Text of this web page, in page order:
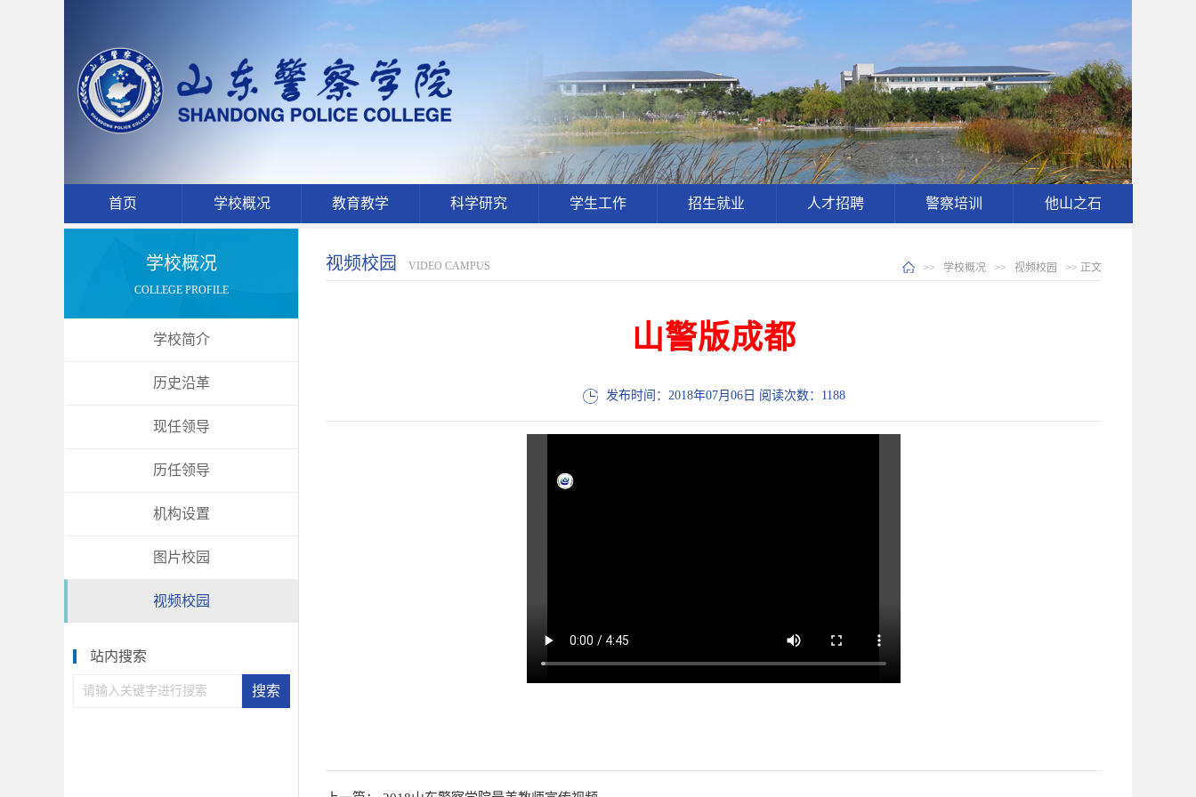
首页 学校概况 教育教学 科学研究 学生工作 招生就业 人才招聘 警察培训 他山之石
学校概况
COLLEGE PROFILE
学校简介
历史沿革
现任领导
历任领导
机构设置
图片校园
视频校园
站内搜索
视频校园 VIDEO CAMPUS >> 学校概况 >> 视频校园 >> 正文
山警版成都
发布时间：2018年07月06日 阅读次数： 1188